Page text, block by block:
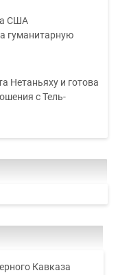
США
гуманитарную
Нетаньяху и готова
с Тель-
Кавказа